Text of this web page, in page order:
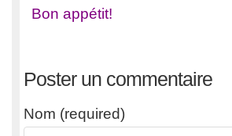
Bon appétit!
Poster un commentaire
Nom (required)